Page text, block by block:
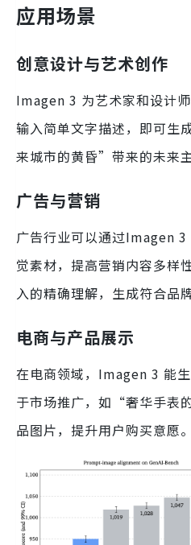
应用场景
创意设计与艺术创作
Imagen 3 为艺术家和设计
输入简单文字描述，即可生
来城市的黄昏”带来的未来
广告与营销
广告行业可以通过Imagen
觉素材，提高营销内容多样
入的精确理解，生成符合品
电商与产品展示
在电商领域，Imagen 3 能
于市场推广，如“奢华手表
品图片，提升用户购买意愿。